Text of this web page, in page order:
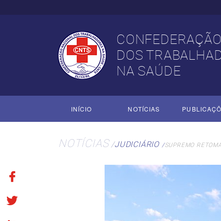
DOS
NA SAÚDE
INÍCIO NOTÍCIAS
NOTÍCIAS JUDICIÁRIO SUPREMO